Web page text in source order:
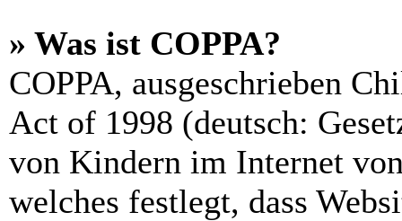
» Was ist COPPA?
COPPA, ausgeschrieben
Act of 1998 (deutsch:
von Kindern im Internet
welches festlegt, dass